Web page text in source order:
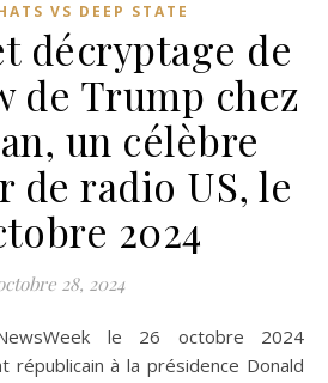
VS DEEP STATE
décryptage de
de Trump chez
un célèbre
de radio US, le
2024
28, 2024
républicain à la présidence Donald